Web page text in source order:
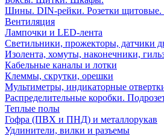
Шины. DIN-рейки. Розетки щитовые.
Вентиляция
Лампочки и LED-лента
Светильники, прожекторы, датчики
Изолента, хомуты, наконечники,
Кабельные каналы и лотки
Клеммы, скрутки, орешки
Мультиметры, индикаторные
Распределительные коробки.
Теплые полы
Гофра (ПВХ и ПНД) и металлорукав
Удлинители, вилки и разъемы